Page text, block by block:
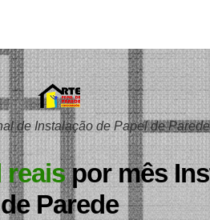
de Instalação de Papel de Parede
reais por mês
de Parede